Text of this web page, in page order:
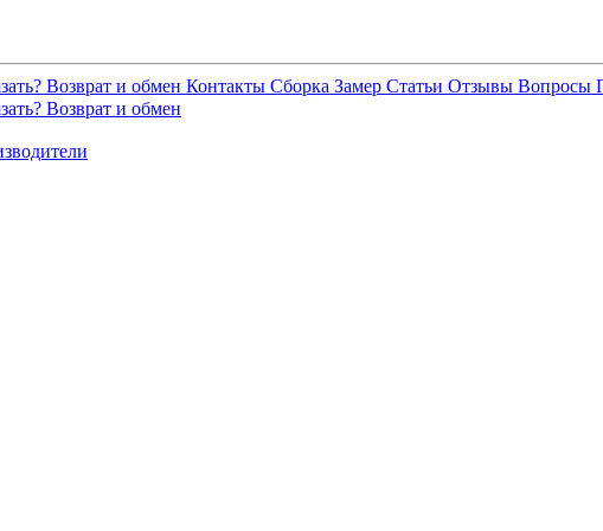
Возврат и обмен Контакты Сборка Замер Статьи Отзывы Вопросы
Возврат и обмен